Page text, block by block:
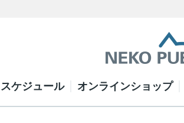
スケジュール オンラインショップ